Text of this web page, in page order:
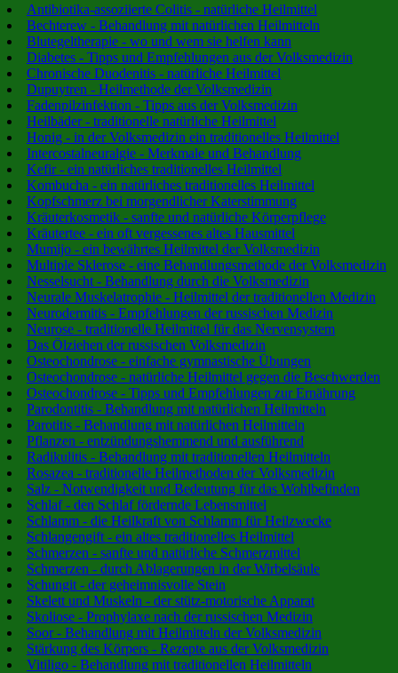
Antibiotika-assoziierte Colitis - natürliche Heilmittel
Bechterew - Behandlung mit natürlichen Heilmitteln
Blutegeltherapie - wo und wem sie helfen kann
Diabetes - Tipps und Empfehlungen aus der Volksmedizin
Chronische Duodenitis - natürliche Heilmittel
Dupuytren - Heilmethode der Volksmedizin
Fadenpilzinfektion - Tipps aus der Volksmedizin
Heilbäder - traditionelle natürliche Heilmittel
Honig - in der Volksmedizin ein traditionelles Heilmittel
Intercostalneuralgie - Merkmale und Behandlung
Kefir - ein natürliches traditionelles Heilmittel
Kombucha - ein natürliches traditionelles Heilmittel
Kopfschmerz bei morgendlicher Katerstimmung
Kräuterkosmetik - sanfte und natürliche Körperpflege
Kräutertee - ein oft vergessenes altes Hausmittel
Mumijo - ein bewährtes Heilmittel der Volksmedizin
Multiple Sklerose - eine Behandlungsmethode der Volksmedizin
Nesselsucht - Behandlung durch die Volksmedizin
Neurale Muskelatrophie - Heilmittel der traditionellen Medizin
Neurodermitis - Empfehlungen der russischen Medizin
Neurose - traditionelle Heilmittel für das Nervensystem
Das Ölziehen der russischen Volksmedizin
Osteochondrose - einfache gymnastische Übungen
Osteochondrose - natürliche Heilmittel gegen die Beschwerden
Osteochondrose - Tipps und Empfehlungen zur Ernährung
Parodontitis - Behandlung mit natürlichen Heilmitteln
Parotitis - Behandlung mit natürlichen Heilmitteln
Pflanzen - entzündungshemmend und ausführend
Radikulitis - Behandlung mit traditionellen Heilmitteln
Rosazea - traditionelle Heilmethoden der Volksmedizin
Salz - Notwendigkeit und Bedeutung für das Wohlbefinden
Schlaf - den Schlaf fördernde Lebensmittel
Schlamm - die Heilkraft von Schlamm für Heilzwecke
Schlangengift - ein altes traditionelles Heilmittel
Schmerzen - sanfte und natürliche Schmerzmittel
Schmerzen - durch Ablagerungen in der Wirbelsäule
Schungit - der geheimnisvolle Stein
Skelett und Muskeln - der stütz-motorische Apparat
Skoliose - Prophylaxe nach der russischen Medizin
Soor - Behandlung mit Heilmitteln der Volksmedizin
Stärkung des Körpers - Rezepte aus der Volksmedizin
Vitiligo - Behandlung mit traditionellen Heilmitteln